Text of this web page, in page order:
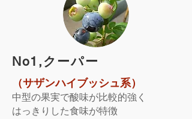
​No1,クーパー
（サザンハイブッシュ系）
中型の果実で酸味が比較的強く
はっきりした食味が特徴